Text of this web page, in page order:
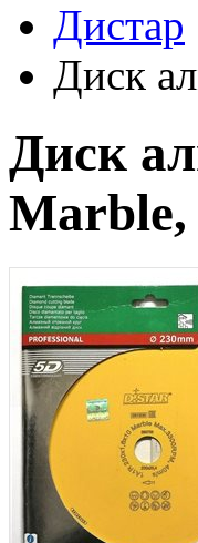
Дистар
Диск
Диск
Marble,